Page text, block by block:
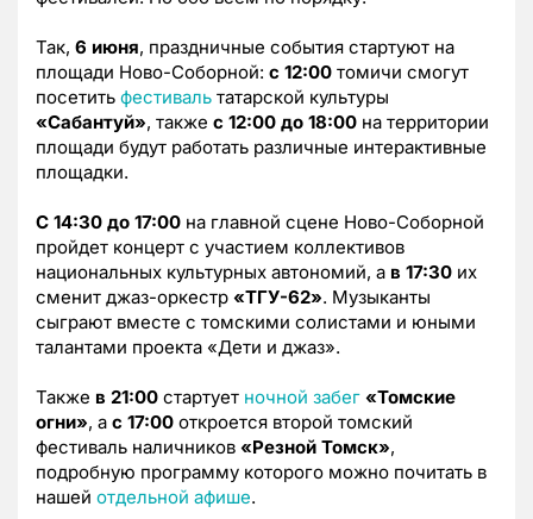
Так, 6 июня, праздничные события стартуют на
площади Ново-Соборной: с 12:00 томичи смогут
посетить фестиваль татарской культуры
«Сабантуй», также с 12:00 до 18:00 на территории
площади будут работать различные интерактивные
площадки.
С 14:30 до 17:00 на главной сцене Ново-Соборной
пройдет концерт с участием коллективов
национальных культурных автономий, а в 17:30 их
сменит джаз-оркестр «ТГУ-62». Музыканты
сыграют вместе с томскими солистами и юными
талантами проекта «Дети и джаз».
Также в 21:00 стартует ночной забег «Томские
огни», а с 17:00 откроется второй томский
фестиваль наличников «Резной Томск»,
подробную программу которого можно почитать в
нашей отдельной афише.